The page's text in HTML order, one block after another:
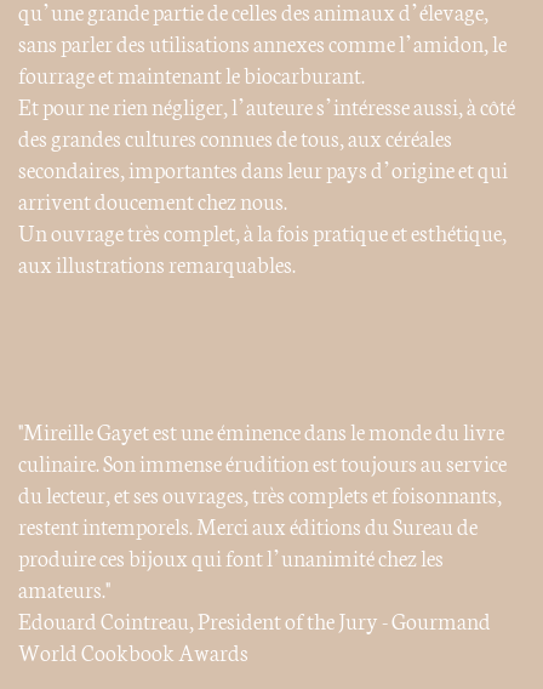
qu’une grande partie de celles des animaux d’élevage,
sans parler des utilisations annexes comme l’amidon, le
fourrage et maintenant le biocarburant.
Et pour ne rien négliger, l’auteure s’intéresse aussi, à côté
des grandes cultures connues de tous, aux céréales
secondaires, importantes dans leur pays d’origine et qui
arrivent doucement chez nous.
Un ouvrage très complet, à la fois pratique et esthétique,
aux illustrations remarquables.
"Mireille Gayet est une éminence dans le monde du livre
culinaire. Son immense érudition est toujours au service
du lecteur, et ses ouvrages, très complets et foisonnants,
restent intemporels. Merci aux éditions du Sureau de
produire ces bijoux qui font l’unanimité chez les
amateurs."
Edouard Cointreau, President of the Jury - Gourmand
World Cookbook Awards